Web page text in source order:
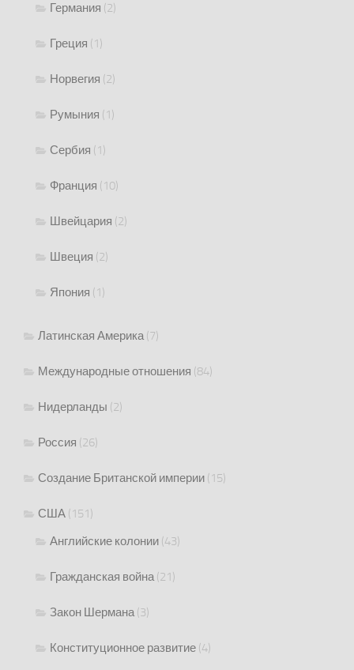
Германия (2)
Греция (1)
Норвегия (2)
Румыния (1)
Сербия (1)
Франция (10)
Швейцария (2)
Швеция (2)
Япония (1)
Латинская Америка(7)
Международные отношения (84)
Нидерланды (2)
Россия (26)
Создание Британской империи (15)
США (151)
Английские колонии (43)
Гражданская война(21)
Закон Шермана(3)
Конституционное развитие (4)